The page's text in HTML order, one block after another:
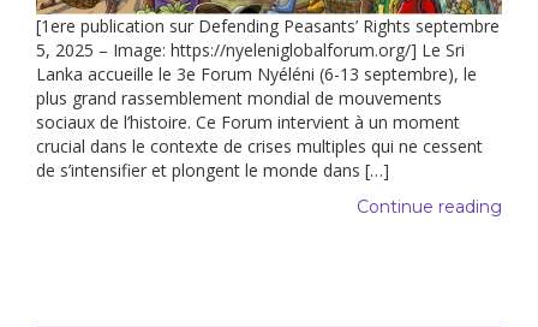
[1ere publication sur Defending Peasants’ Rights septembre
5, 2025 – Image: https://nyeleniglobalforum.org/] Le Sri
Lanka accueille le 3e Forum Nyéléni (6-13 septembre), le
plus grand rassemblement mondial de mouvements
sociaux de l’histoire. Ce Forum intervient à un moment
crucial dans le contexte de crises multiples qui ne cessent
de s’intensifier et plongent le monde dans […]
Continue reading